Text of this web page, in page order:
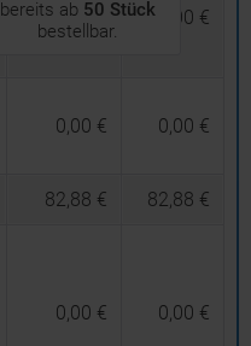
bereits ab 50 Stück
bestellbar.
1,456 € 364,00 €
0,00 € 0,00 €
82,88 € 82,88 €
0,00 € 0,00 €